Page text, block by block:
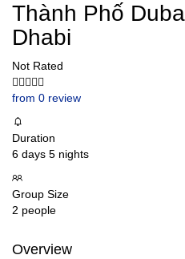
Thành Phố
Dhabi
Not Rated
from 0 review
Duration
6 days 5 nights
Group Size
2 people
Overview